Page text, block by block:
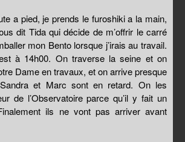
a pied, je prends le furoshiki a la main,
dit Tida qui décide de m’offrir le carré
mon Bento lorsque j’irais au travail.
à 14h00. On traverse la seine et on
Dame en travaux, et on arrive presque
et Marc sont en retard. On les
de l’Observatoire parce qu’il y fait un
ils ne vont pas arriver avant